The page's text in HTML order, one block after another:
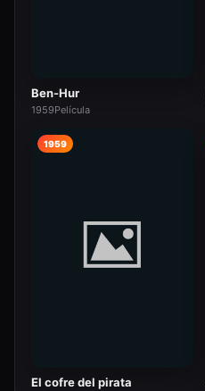
Ben-Hur
1959Película
1959
El cofre del pirata